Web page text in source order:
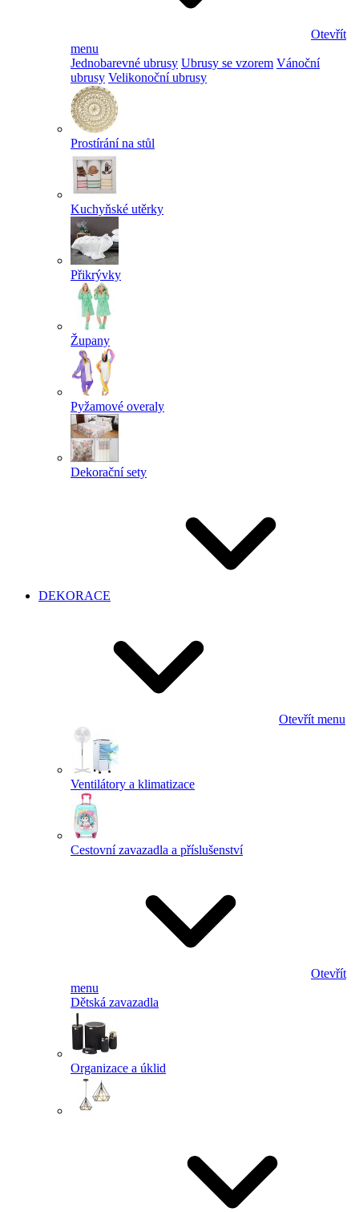
Otevřít
menu
Jednobarevné ubrusy Ubrusy se vzorem Vánoční
ubrusy Velikonoční ubrusy
Prostírání na stůl
Kuchyňské utěrky
Přikrývky
Župany
Pyžamové overaly
Dekorační sety
DEKORACE
Otevřít menu
Ventilátory a klimatizace
Cestovní zavazadla a příslušenství
Otevřít
menu
Dětská zavazadla
Organizace a úklid